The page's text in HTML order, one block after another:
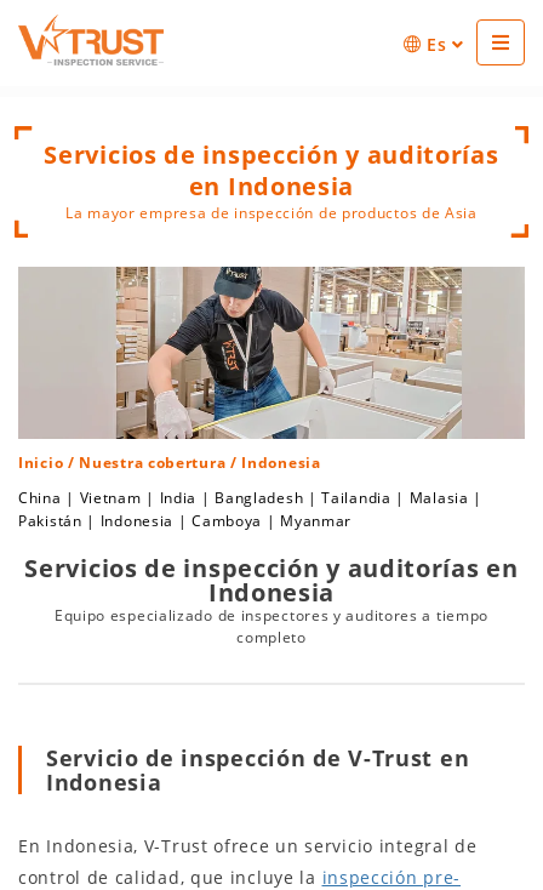
Es
Servicios de inspección y auditorías
en Indonesia
La mayor empresa de inspección de productos de Asia
Inicio / Nuestra cobertura / Indonesia
China | Vietnam | India | Bangladesh |Tailandia | Malasia |
Pakistán | Indonesia |Camboya | Myanmar
Servicios de inspección y auditorías en
Indonesia
Equipo especializado de inspectores y auditores a tiempo
completo
Servicio de inspección de V-Trust en
Indonesia
En Indonesia, V-Trust ofrece un servicio integral de
control de calidad, que incluye la inspección pre-